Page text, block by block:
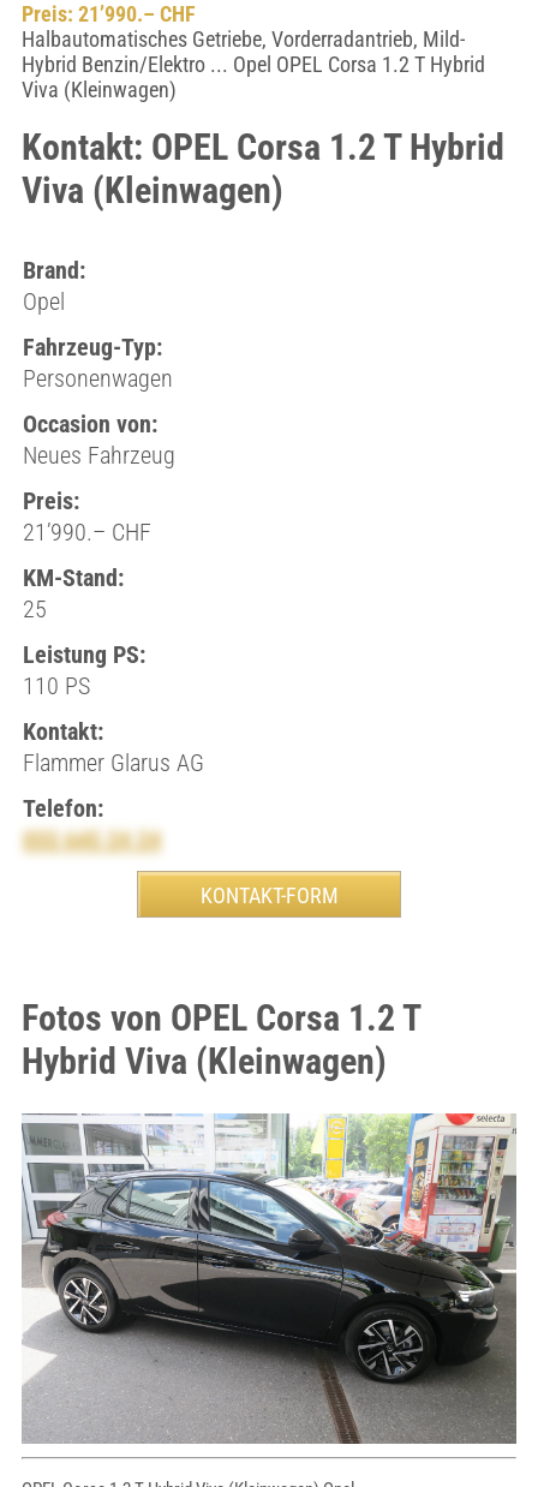
Preis: 21’990.– CHF
Halbautomatisches Getriebe, Vorderradantrieb, Mild-
Hybrid Benzin/Elektro ... Opel OPEL Corsa 1.2 T Hybrid
Viva (Kleinwagen)
Kontakt: OPEL Corsa 1.2 T Hybrid
Viva (Kleinwagen)
Brand:
Opel
Fahrzeug-Typ:
Personenwagen
Occasion von:
Neues Fahrzeug
Preis:
21’990.– CHF
KM-Stand:
25
Leistung PS:
110 PS
Kontakt:
Flammer Glarus AG
Telefon:
055 645 24 24
Fotos von OPEL Corsa 1.2 T
Hybrid Viva (Kleinwagen)